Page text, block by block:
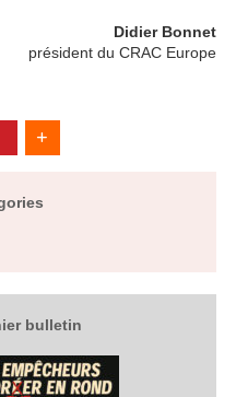
Didier Bonnet
président du CRAC Europe
bulletin